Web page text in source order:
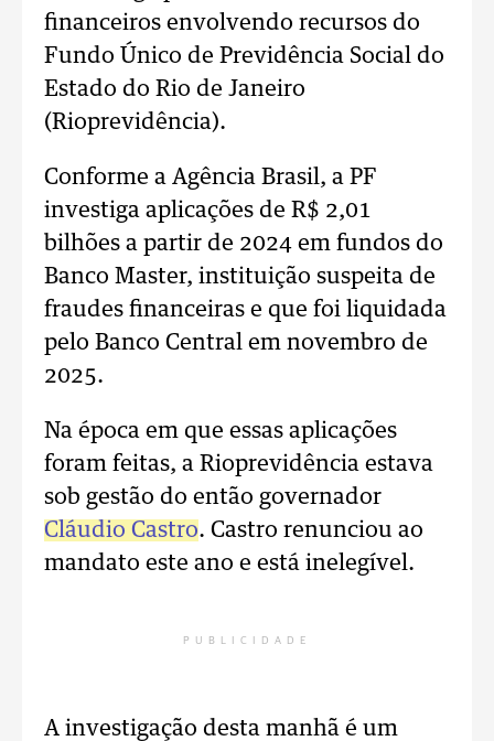
financeiros envolvendo recursos do
Fundo Único de Previdência Social do
Estado do Rio de Janeiro
(Rioprevidência).
Conforme a Agência Brasil, a PF
investiga aplicações de R$ 2,01
bilhões a partir de 2024 em fundos do
Banco Master, instituição suspeita de
fraudes financeiras e que foi liquidada
pelo Banco Central em novembro de
2025.
Na época em que essas aplicações
foram feitas, a Rioprevidência estava
sob gestão do então governador
Cláudio Castro. Castro renunciou ao
mandato este ano e está inelegível.
PUBLICIDADE
A investigação desta manhã é um